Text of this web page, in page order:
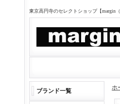
東京高円寺のセレクトショップ【margin
ブランド一覧 ホ